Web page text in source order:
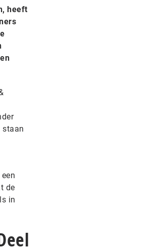
heeft
staan
de
in